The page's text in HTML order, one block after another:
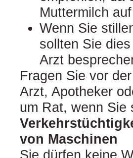
Muttermilch
Wenn Sie
sollten Sie
Arzt
Fragen Sie vor
Arzt, Apotheker
um Rat, wenn Sie
von Maschinen
Sie dürfen keine